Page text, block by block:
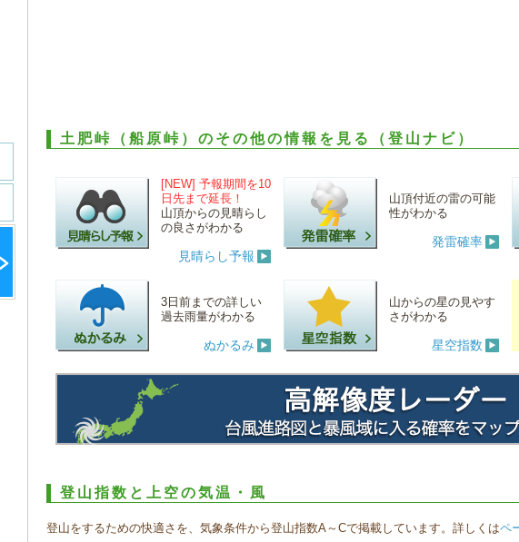
土肥峠（船原峠）のその他の情報を見る（登山ナビ）
[NEW] 予報期間を10
日先まで延長！
山頂からの見晴らし
の良さがわかる
見晴らし予報
山頂付近の雷の可能
性がわかる
発雷確率
3日前までの詳しい
過去雨量がわかる
ぬかるみ
山からの星の見やす
さがわかる
星空指数
登山指数と上空の気温・風
登山をするための快適さを、気象条件から登山指数A～Cで掲載しています。詳しくはペ